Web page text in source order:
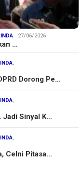
27/06/2026
…
,
Dorong Pe…
,
Jadi Sinyal K…
,
Celni Pitasa…